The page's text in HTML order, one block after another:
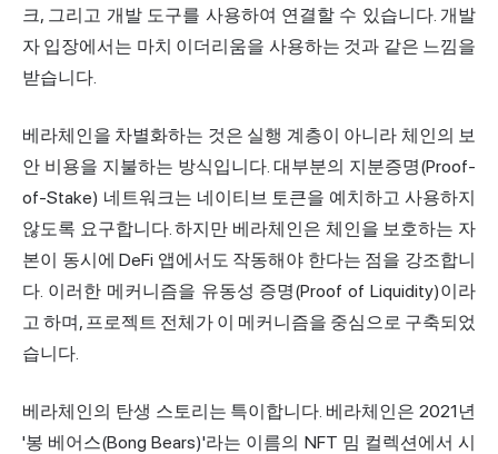
크, 그리고 개발 도구를 사용하여 연결할 수 있습니다. 개발
자 입장에서는 마치 이더리움을 사용하는 것과 같은 느낌을
받습니다.
베라체인을 차별화하는 것은 실행 계층이 아니라 체인의 보
안 비용을 지불하는 방식입니다. 대부분의 지분증명(Proof-
of-Stake) 네트워크는 네이티브 토큰을 예치하고 사용하지
않도록 요구합니다. 하지만 베라체인은 체인을 보호하는 자
본이 동시에 DeFi 앱에서도 작동해야 한다는 점을 강조합니
다. 이러한 메커니즘을 유동성 증명(Proof of Liquidity)이라
고 하며, 프로젝트 전체가 이 메커니즘을 중심으로 구축되었
습니다.
베라체인의 탄생 스토리는 특이합니다. 베라체인은 2021년
'봉 베어스(Bong Bears)'라는 이름의 NFT 밈 컬렉션에서 시